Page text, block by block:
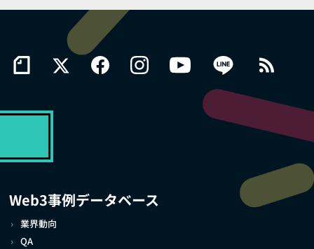
Web3事例データベース
業界動向
QA